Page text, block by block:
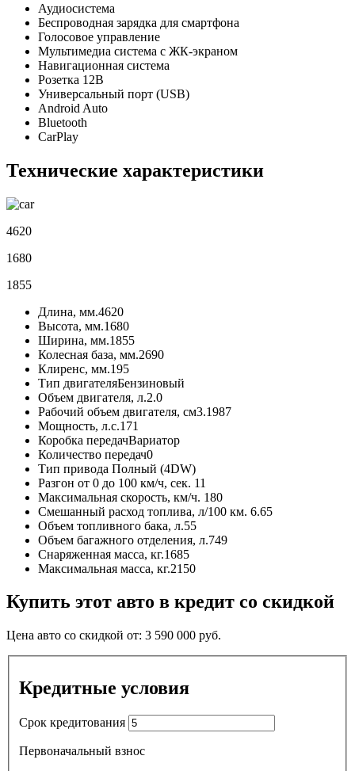
Аудиосистема
Беспроводная зарядка для смартфона
Голосовое управление
Мультимедиа система с ЖК-экраном
Навигационная система
Розетка 12В
Универсальный порт (USB)
Android Auto
Bluetooth
CarPlay
Технические характеристики
4620
1680
1855
Длина, мм.4620
Высота, мм.1680
Ширина, мм.1855
Колесная база, мм.2690
Клиренс, мм.195
Тип двигателяБензиновый
Объем двигателя, л.2.0
Рабочий объем двигателя, см3.1987
Мощность, л.с.171
Коробка передачВариатор
Количество передач0
Тип привода Полный (4DW)
Разгон от 0 до 100 км/ч, сек. 11
Максимальная скорость, км/ч. 180
Смешанный расход топлива, л/100 км. 6.65
Объем топливного бака, л.55
Объем багажного отделения, л.749
Снаряженная масса, кг.1685
Максимальная масса, кг.2150
Купить этот авто в кредит со скидкой
Цена авто со скидкой от: 3 590 000 руб.
Кредитные условия
Срок кредитования
Первоначальный взнос